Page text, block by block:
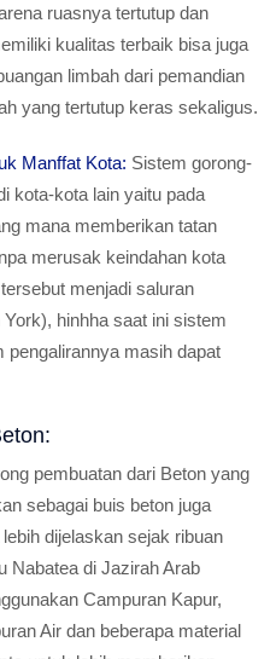
ruasnya tertutup dan
kualitas terbaik bisa juga
limbah dari pemandian
yang tertutup keras sekaligus.
Manffat Kota: Sistem gorong-
kota-kota lain yaitu pada
mana memberikan tatan
merusak keindahan kota
menjadi saluran
hinhha saat ini sistem
pengalirannya masih dapat
pembuatan dari Beton yang
sebagai buis beton juga
dijelaskan sejak ribuan
Nabatea di Jazirah Arab
Campuran Kapur,
Air dan beberapa material